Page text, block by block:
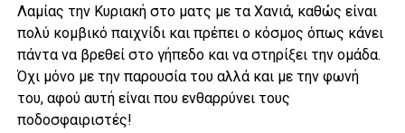
Λαμίας την Κυριακή στο ματς με τα Χανιά, καθώς είναι
πολύ κομβικό παιχνίδι και πρέπει ο κόσμος όπως κάνει
πάντα να βρεθεί στο γήπεδο και να στηρίξει την ομάδα.
Όχι μόνο με την παρουσία του αλλά και με την φωνή
του, αφού αυτή είναι που ενθαρρύνει τους
ποδοσφαιριστές!